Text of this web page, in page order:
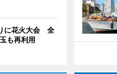
に花火大会 全
も再利用